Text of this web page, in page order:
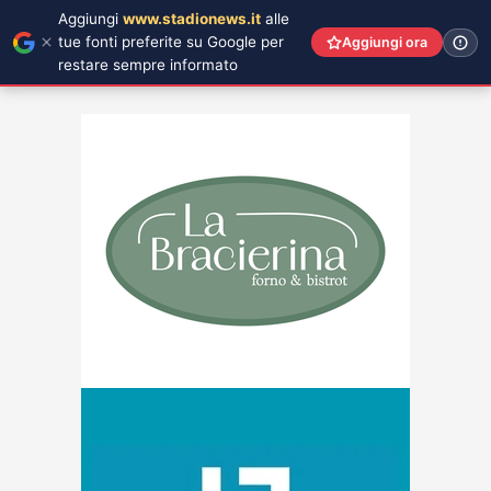
Aggiungi www.stadionews.it alle
tue fonti preferite su Google per
restare sempre informato
Aggiungi ora